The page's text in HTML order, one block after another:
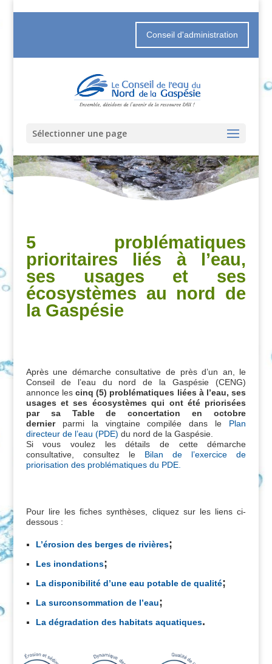
Conseil d'administration
Sélectionner une page
5 problématiques
prioritaires liés à l’eau,
ses usages et ses
écosystèmes au nord de
la Gaspésie
Après une démarche consultative de près d’un an, le
Conseil de l’eau du nord de la Gaspésie (CENG)
annonce lescinq (5) problématiques liées à l’eau, ses
usages et ses écosystèmes qui ont été priorisées
par sa Table de concertation en octobre
dernierparmi la vingtaine compilée dans le Plan
directeur de l’eau (PDE) du nord de la Gaspésie.
Si vous voulez les détails de cette démarche
consultative, consultez le Bilan de l’exercice de
priorisation des problématiques du PDE.
Pour lire les fiches synthèses, cliquez sur les liens ci-
dessous :
L’érosion des berges de rivières;
Les inondations;
La disponibilité d’une eau potable de qualité;
La surconsommation de l’eau;
La dégradation des habitats aquatiques.